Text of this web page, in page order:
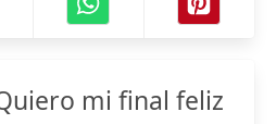
mi final feliz